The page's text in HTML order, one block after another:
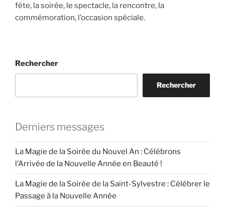
fête, la soirée, le spectacle, la rencontre, la
commémoration, l’occasion spéciale.
Rechercher
Rechercher
Derniers messages
La Magie de la Soirée du Nouvel An : Célébrons
l’Arrivée de la Nouvelle Année en Beauté !
La Magie de la Soirée de la Saint-Sylvestre : Célébrer le
Passage à la Nouvelle Année